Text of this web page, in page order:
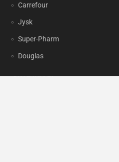
Carrefour
Jysk
Super-Pharm
Douglas
OKAZJUM.PL